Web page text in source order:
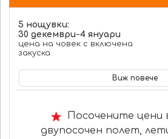
5 нощувки:
30 декември-4 януари
цена на човек с включена
закуска
Виж повече
Посочените цени
двупосочен полет,